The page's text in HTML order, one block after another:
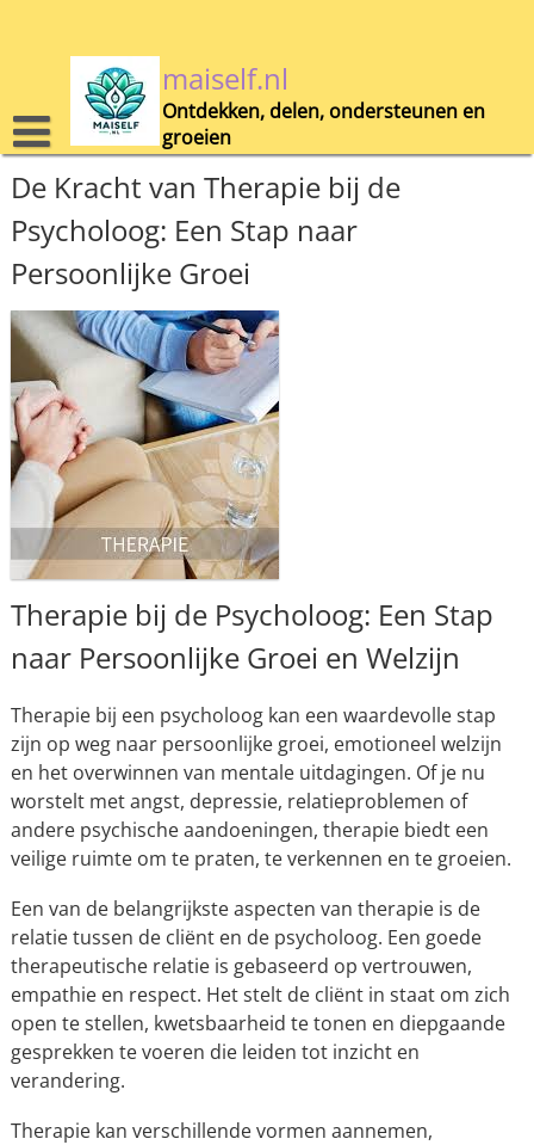
maiself.nl
Ontdekken, delen, ondersteunen en
groeien
De Kracht van Therapie bij de
Psycholoog: Een Stap naar
Persoonlijke Groei
Therapie bij de Psycholoog: Een Stap
naar Persoonlijke Groei en Welzijn
Therapie bij een psycholoog kan een waardevolle stap
zijn op weg naar persoonlijke groei, emotioneel welzijn
en het overwinnen van mentale uitdagingen. Of je nu
worstelt met angst, depressie, relatieproblemen of
andere psychische aandoeningen, therapie biedt een
veilige ruimte om te praten, te verkennen en te groeien.
Een van de belangrijkste aspecten van therapie is de
relatie tussen de cliënt en de psycholoog. Een goede
therapeutische relatie is gebaseerd op vertrouwen,
empathie en respect. Het stelt de cliënt in staat om zich
open te stellen, kwetsbaarheid te tonen en diepgaande
gesprekken te voeren die leiden tot inzicht en
verandering.
Therapie kan verschillende vormen aannemen,